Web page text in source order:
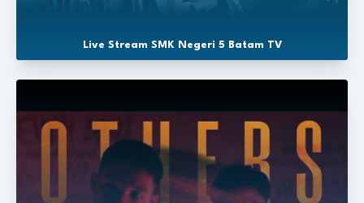
Live Stream SMK Negeri 5 Batam TV